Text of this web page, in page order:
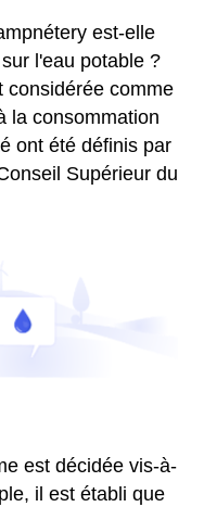
est-elle
l'eau potable ?
considérée comme
la consommation
ont été définis par
Supérieur du
est décidée vis-à-
il est établi que